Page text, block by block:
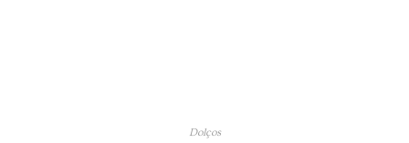
Dolços